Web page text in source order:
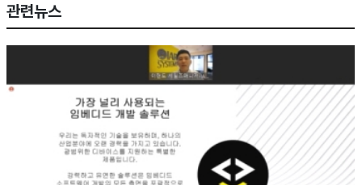
관련뉴스